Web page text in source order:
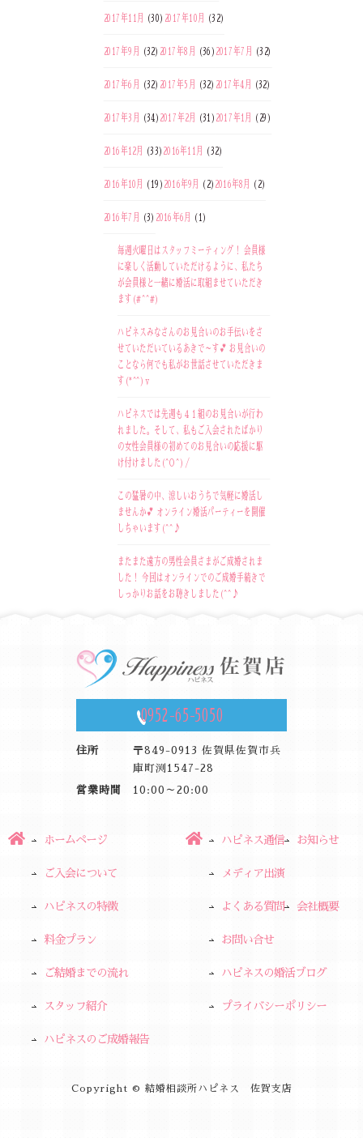
2017年11月 (30) 2017年10月 (32)
2017年9月 (32) 2017年8月 (36) 2017年7月 (32)
2017年6月 (32) 2017年5月 (32) 2017年4月 (32)
2017年3月 (34) 2017年2月 (31) 2017年1月 (29)
2016年12月 (33) 2016年11月 (32)
2016年10月 (19) 2016年9月 (2) 2016年8月 (2)
2016年7月 (3) 2016年6月 (1)
毎週火曜日はスタッフミーティング！ 会員様
に楽しく活動していただけるように、私たち
が会員様と一緒に婚活に取組ませていただき
ます(#^^#)
ハピネスみなさんのお見合いのお手伝いをさ
せていただいているあきで～す💕 お見合いの
ことなら何でも私がお世話させていただきま
す(*^^)v
ハピネスでは先週も４１組のお見合いが行わ
れました。そして、私もご入会されたばかり
の女性会員様の初めてのお見合いの応援に駆
け付けました(^O^)／
この猛暑の中、涼しいおうちで気軽に婚活し
ませんか💕 オンライン婚活パーティーを開催
しちゃいます(^^♪
またまた遠方の男性会員さまがご成婚されま
した！ 今回はオンラインでのご成婚手続きで
しっかりお話をお聴きしました(^^♪
0952-65-5050
住所
〒849-0913 佐賀県佐賀市兵
庫町渕1547-28
営業時間 10:00～20:00
ホームページ
ご入会について
ハピネスの特徴
料金プラン
ご結婚までの流れ
スタッフ紹介
ハピネスのご成婚報告
ハピネス通信 お知らせ
メディア出演
よくある質問 会社概要
お問い合せ
ハピネスの婚活ブログ
プライバシーポリシー
Copyright © 結婚相談所ハピネス 佐賀支店